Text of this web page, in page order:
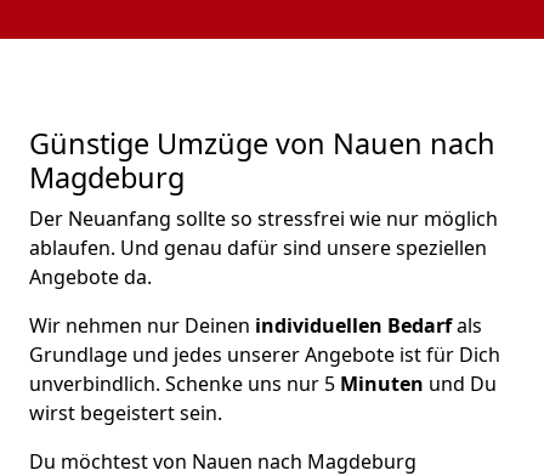
Günstige Umzüge von Nauen nach
Magdeburg
Der Neuanfang sollte so stressfrei wie nur möglich
ablaufen. Und genau dafür sind unsere speziellen
Angebote da.
Wir nehmen nur Deinen individuellen Bedarfals
Grundlage und jedes unserer Angebote ist für Dich
unverbindlich. Schenke uns nur 5 Minuten und Du
wirst begeistert sein.
Du möchtest von Nauen nach Magdeburg